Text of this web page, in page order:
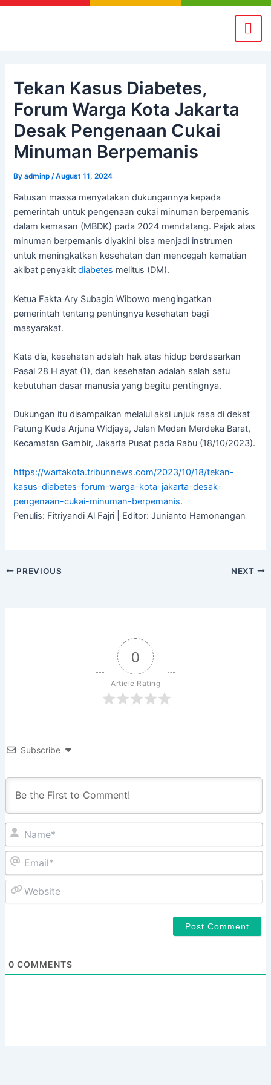
Skip
Tekan Kasus Diabetes,
Forum Warga Kota Jakarta
Desak Pengenaan Cukai
Minuman Berpemanis
Byadminp /August 11, 2024
Ratusan massa menyatakan dukungannya kepada
pemerintah untuk pengenaan cukai minuman berpemanis
dalam kemasan (MBDK) pada 2024 mendatang. Pajak atas
minuman berpemanis diyakini bisa menjadi instrumen
untuk meningkatkan kesehatan dan mencegah kematian
akibat penyakitdiabetes melitus (DM).
Ketua Fakta Ary Subagio Wibowo mengingatkan
pemerintah tentang pentingnya kesehatan bagi
masyarakat.
Kata dia, kesehatan adalah hak atas hidup berdasarkan
Pasal 28 H ayat (1), dan kesehatan adalah salah satu
kebutuhan dasar manusia yang begitu pentingnya.
Dukungan itu disampaikan melalui aksi unjuk rasa di dekat
Patung Kuda Arjuna Widjaya, Jalan Medan Merdeka Barat,
Kecamatan Gambir, Jakarta Pusat pada Rabu (18/10/2023).
https://wartakota.tribunnews.com/2023/10/18/tekan-
kasus-diabetes-forum-warga-kota-jakarta-desak-
pengenaan-cukai-minuman-berpemanis.
Penulis: Fitriyandi Al Fajri | Editor: Junianto Hamonangan
Post
PREVIOUS NEXT
0
Article Rating
Subscribe
0 COMMENTS